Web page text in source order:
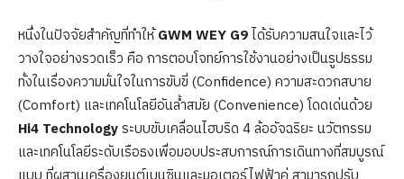
หนึ่งในปัจจัยสำคัญที่ทำให้GWM WEY G9ได้รับความสนใจและไว้
วางใจอย่างรวดเร็ว คือ การตอบโจทย์การใช้งานอย่างเป็นรูปธรรม
ทั้งในเรื่องความมั่นใจในการขับขี่ (Confidence) ความสะดวกสบาย
(Comfort) และเทคโนโลยีอันล้ำสมัย (Convenience) โดดเด่นด้วย
Hi4 Technologyระบบขับเคลื่อนไฮบริด 4 ล้ออัจฉริยะ นวัตกรรม
และเทคโนโลยีระดับเรือธงเพื่อมอบประสบการณ์การเดินทางที่สมบูรณ์